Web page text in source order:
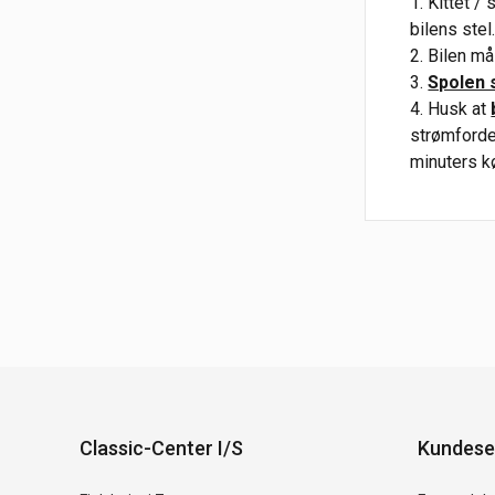
bilens stel.
2. Bilen
3.Spolen
4. Husk at
minuters
Classic-Center I/S